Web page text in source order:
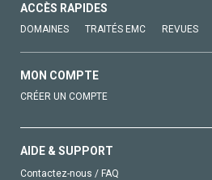
ACCÈS RAPIDES
DOMAINES TRAITÉS EMC REVUES
MON COMPTE
CRÉER UN COMPTE
AIDE & SUPPORT
Contactez-nous / FAQ